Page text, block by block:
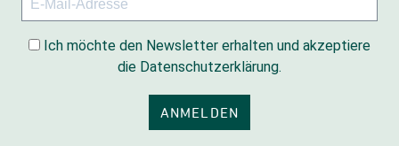
Ich möchte den Newsletter erhalten und akzeptiere
die Datenschutzerklärung.
ANMELDEN